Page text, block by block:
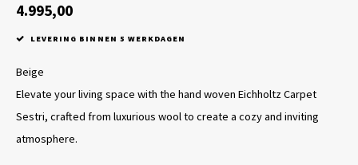
Geurstokjes
Spellen
4.995,00
LEVERING BINNEN 5 WERKDAGEN
Beige
Elevate your living space with the hand woven Eichholtz Carpet
Sestri, crafted from luxurious wool to create a cozy and inviting
atmosphere.